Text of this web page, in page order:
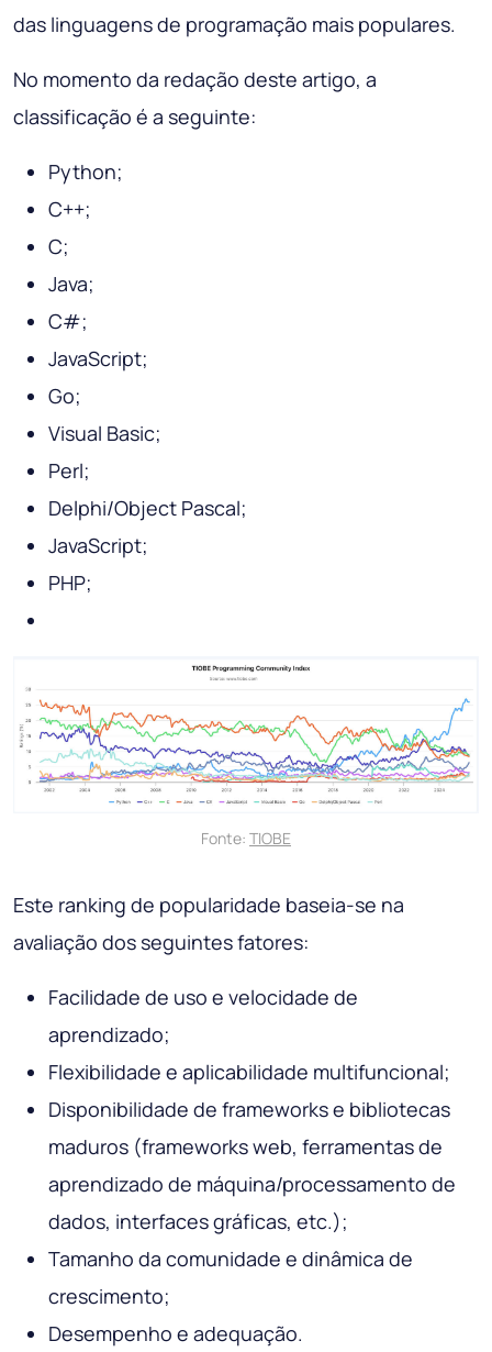
das linguagens de programação mais populares.
No momento da redação deste artigo, a
classificação é a seguinte:
Python;
C++;
C;
Java;
C#;
JavaScript;
Go;
Visual Basic;
Perl;
Delphi/Object Pascal;
JavaScript;
PHP;
Fonte: TIOBE
Este ranking de popularidade baseia-se na
avaliação dos seguintes fatores:
Facilidade de uso e velocidade de
aprendizado;
Flexibilidade e aplicabilidade multifuncional;
Disponibilidade de frameworks e bibliotecas
maduros (frameworks web, ferramentas de
aprendizado de máquina/processamento de
dados, interfaces gráficas, etc.);
Tamanho da comunidade e dinâmica de
crescimento;
Desempenho e adequação.